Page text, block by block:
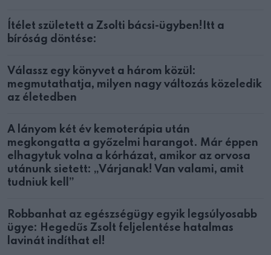
Ítélet született a Zsolti bácsi-ügyben!Itt a
bíróság döntése:
Válassz egy könyvet a három közül:
megmutathatja, milyen nagy változás közeledik
az életedben
A lányom két év kemoterápia után
megkongatta a győzelmi harangot. Már éppen
elhagytuk volna a kórházat, amikor az orvosa
utánunk sietett: „Várjanak! Van valami, amit
tudniuk kell”
Robbanhat az egészségügy egyik legsúlyosabb
ügye: Hegedűs Zsolt feljelentése hatalmas
lavinát indíthat el!